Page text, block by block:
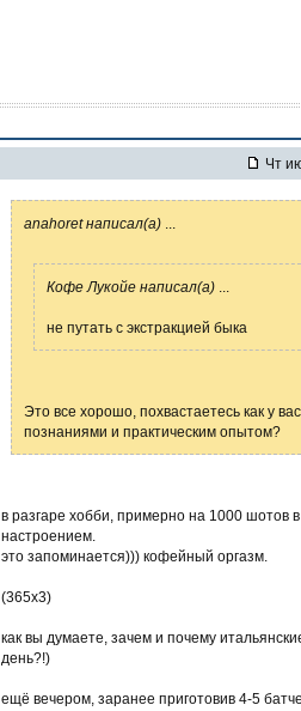
Чт
anahoret написал(а)
Кофе Лукойе написал(а)
не путать с экстракцией быка
Это все хорошо, похвастаетесь как у
познаниями и практическим опытом?
в разгаре хобби, примерно на 1000 шотов
настроением.
это запоминается))) кофейный оргазм.
(365х3)
как вы думаете, зачем и почему
день?!)
ещё вечером, заранее приготовив 4-5